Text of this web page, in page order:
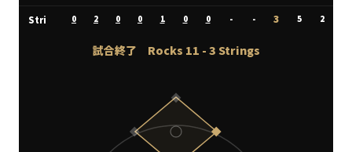
Stri 0 2 0 0 1 0 0 - - 3 5 2
試合終了 Rocks 11 - 3 Strings